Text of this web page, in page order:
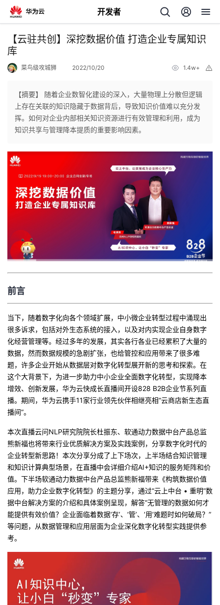
开发者
返
回
个
主
页
的
开
我
的
客
我
论
坛
的
圈
子
我
的
直
播
我
的
活
动
我
的
关
注
我
的
开
发
者
学
的
我
我
的
Programs
我
的
支
持
的
技
我
的
【云驻共创】深挖数据价值 打造企业专属知识
库
菜鸟级攻城狮 2022/10/20 1.4w+
【摘要】 随着企业数智化建设的深入，大量物理上分散但逻辑
上存在关联的知识隐藏于数据背后，导致知识价值难以充分发
挥。如何对企业内部相关知识资源进行有效管理和利用，成为
知识共享与管理降本提质的重要影响因素。
前言
当下，随着数字化向各个领域扩展，中小微企业转型过程中涌现出
很多诉求，包括对外生态系统的接入，以及对内实现企业自身数字
化经营管理等。经过多年的发展，其实各行各业已经累积了大量的
数据，然而数据规模的急剧扩张，也给管控和应用带来了很多难
题，许多企业开始从数据层对数字化转型展开新的思考和探索。在
这个大背景下，为进一步助力中小企业全面数字化转型，实现降本
增效、创新发展，华为云快成长直播间开设828 B2B企业节系列直
播。期间，华为云携手11家行业领先伙伴相继亮相“云商店新生态直
播间”。
本次直播云问NLP研究院院长杜振东、软通动力数据中台产品总监
熊新福也将带来行业优质解决方案及实践案例，分享数字化时代的
企业转型新思路！本次分享分成了上下场次，上半场结合知识管理
和知识计算典型场景，在直播中会详细介绍AI+知识的服务矩阵和价
值。下半场软通动力数据中台产品总监熊新福带来《构筑数据价值
应用，助力企业数字化转型》的主题分享，通过“云上中台 • 重明”数
据中台解决方案的介绍和具体案例呈现，解答“无管理的数据如何才
能提供有效价值？ 企业面临着数据‘存’、‘管’、‘用’难题时如何破局？”
等问题，从数据管理和应用层面为企业深化数字化转型实践提供参
考。